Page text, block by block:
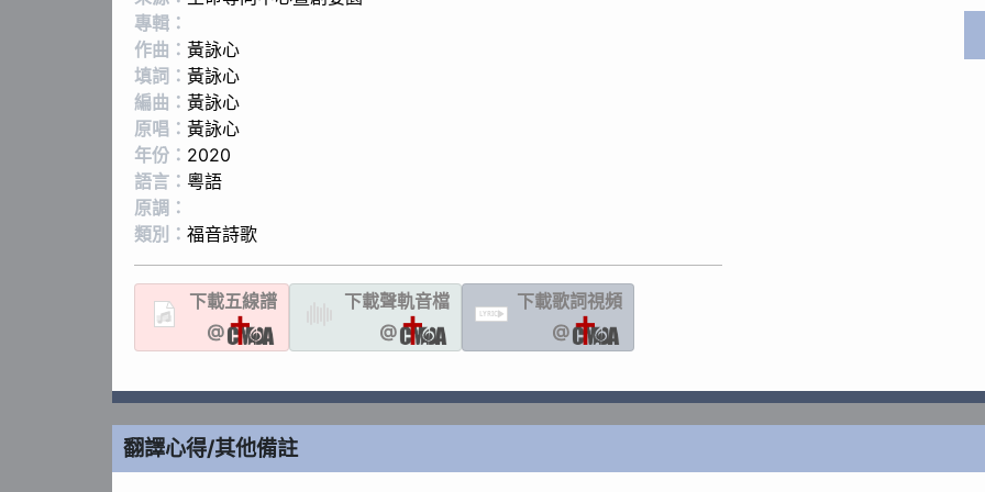
專輯：
作曲： 黃詠心
填詞： 黃詠心
編曲： 黃詠心
原唱： 黃詠心
年份： 2020
語言： 粵語
原調：
類別： 福音詩歌
下載五線譜
@
下載聲軌音檔
@
LYRIC
下載歌詞視頻
@
翻譯心得/其他備註